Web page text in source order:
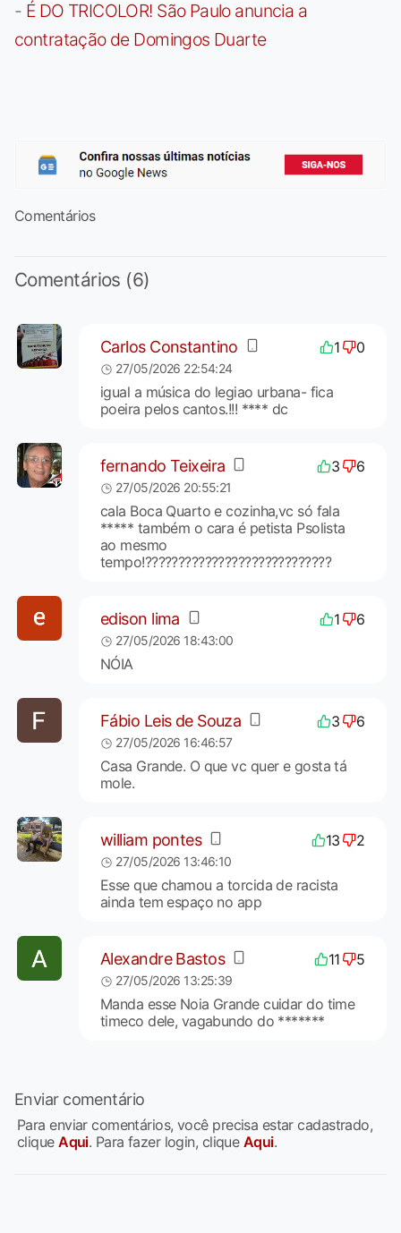
- É DO TRICOLOR! São Paulo anuncia a
contratação de Domingos Duarte
Comentários
Comentários (6)
Carlos Constantino 1 0
27/05/2026 22:54:24
igual a música do legiao urbana- fica
poeira pelos cantos.!!! **** dc
fernando Teixeira 3 6
27/05/2026 20:55:21
cala Boca Quarto e cozinha,vc só fala
***** também o cara é petista Psolista
ao mesmo
tempo!????????????????????????????
edison lima 1 6
27/05/2026 18:43:00
NÓIA
Fábio Leis de Souza 3 6
27/05/2026 16:46:57
Casa Grande. O que vc quer e gosta tá
mole.
william pontes 13 2
27/05/2026 13:46:10
Esse que chamou a torcida de racista
ainda tem espaço no app
Alexandre Bastos 11 5
27/05/2026 13:25:39
Manda esse Noia Grande cuidar do time
timeco dele, vagabundo do *******
Enviar comentário
Para enviar comentários, você precisa estar cadastrado,
cliqueAqui. Para fazer login, clique Aqui.